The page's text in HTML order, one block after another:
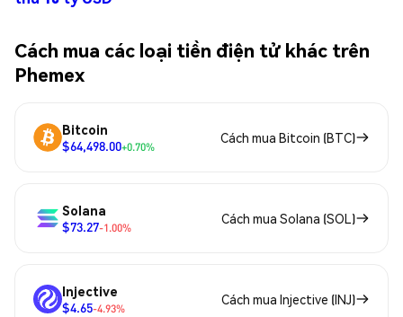
Cách mua các loại tiền điện tử khác trên
Phemex
Bitcoin
$64,498.00+0.70%
Cách mua Bitcoin (BTC)
Solana
$73.27-1.00%
Cách mua Solana (SOL)
Injective
$4.65-4.93%
Cách mua Injective (INJ)